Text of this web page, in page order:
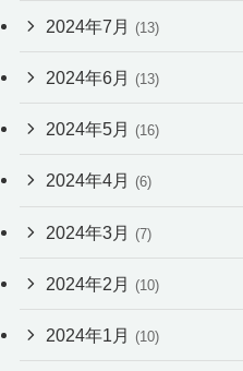
2024年7月 (13)
2024年6月 (13)
2024年5月 (16)
2024年4月 (6)
2024年3月 (7)
2024年2月 (10)
2024年1月 (10)